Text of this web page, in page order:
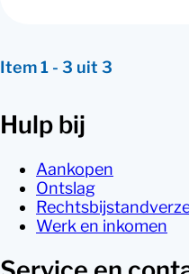
Item1 - 3 uit 3
Hulp bij
Aankopen
Ontslag
Werk en inkomen